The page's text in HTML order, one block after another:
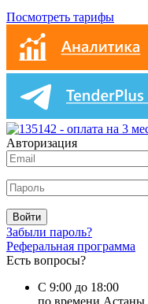
Посмотреть тарифы
Авторизация
Войти
Забыли пароль?
Реферальная программа
Есть вопросы?
С 9:00 до 18:00
по времени Астаны